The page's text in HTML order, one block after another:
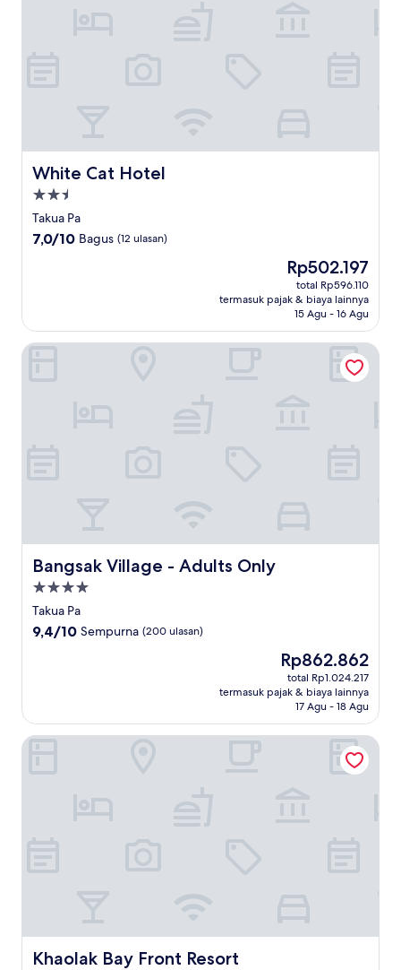
White Cat Hotel
White Cat Hotel
Properti
bintang
2.5
Takua Pa
7.0
7,0/10 Bagus (12 ulasan)
Harga
sekarang
Rp502.197
Rp502.197
total Rp596.110
termasuk pajak & biaya lainnya
15 Agu - 16 Agu
Bangsak Village - Adults Only
Bangsak Village - Adults Only
Properti
bintang
4.0
Takua Pa
9.4
9,4/10 Sempurna (200 ulasan)
Harga
sekarang
Rp862.862
Rp862.862
total Rp1.024.217
termasuk pajak & biaya lainnya
17 Agu - 18 Agu
Bangsak Village - Adults Only
Khaolak Bay Front Resort
Khaolak Bay Front Resort
Khaolak Bay Front Resort